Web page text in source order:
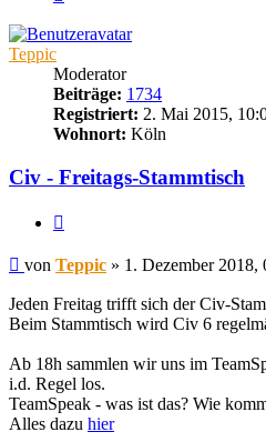
Teppic
Moderator
Beiträge: 1734
Registriert: 2. Mai 2015,
Wohnort: Köln
Civ - Freitags-Stammtisch
Beitrag
von Teppic » 1. Dezember 2018,
Jeden Freitag trifft sich der Civ-
Beim Stammtisch wird Civ 6
Ab 18h sammlen wir uns im
i.d. Regel los.
TeamSpeak - was ist das? Wie
Alles dazu hier